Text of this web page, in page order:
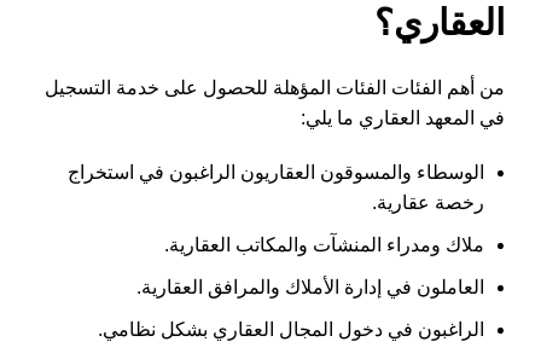
العقاري؟
من أهم الفئات الفئات المؤهلة للحصول على خدمة التسجيل
في المعهد العقاري ما يلي:
الوسطاء والمسوقون العقاريون الراغبون في استخراج
رخصة عقارية.
ملاك ومدراء المنشآت والمكاتب العقارية.
العاملون في إدارة الأملاك والمرافق العقارية.
الراغبون في دخول المجال العقاري بشكل نظامي.